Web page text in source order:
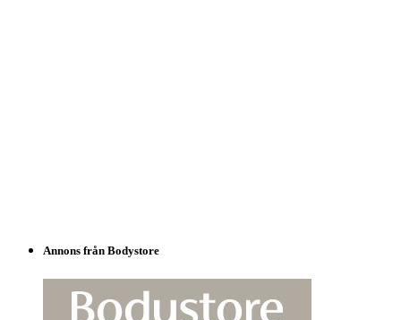
Annons från Bodystore